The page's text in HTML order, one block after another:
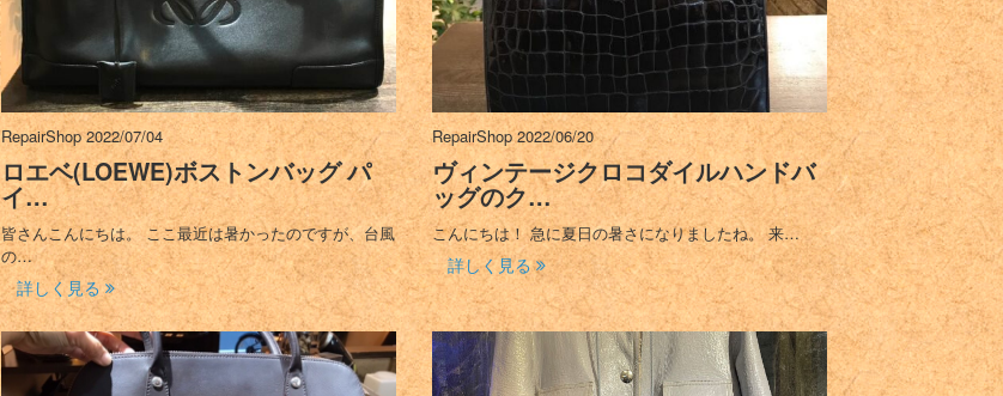
RepairShop2022/07/04
ロエベ(LOEWE)ボストンバッグ パ
イ…
皆さんこんにちは。 ここ最近は暑かったのですが、台風
の…
詳しく見る
RepairShop2022/06/20
ヴィンテージクロコダイルハンドバ
ッグのク…
こんにちは！ 急に夏日の暑さになりましたね。 来…
詳しく見る